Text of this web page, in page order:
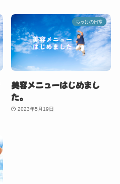
ちゃけの日常
美容メニューはじめまし
た。
2023年5月19日